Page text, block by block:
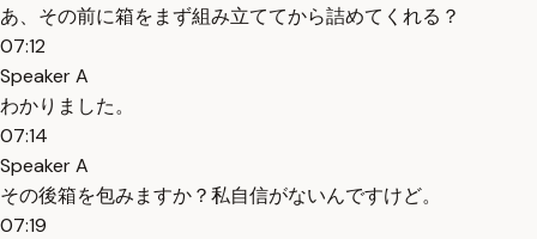
あ、その前に箱をまず組み立ててから詰めてくれる？
07:12
Speaker A
わかりました。
07:14
Speaker A
その後箱を包みますか？私自信がないんですけど。
07:19